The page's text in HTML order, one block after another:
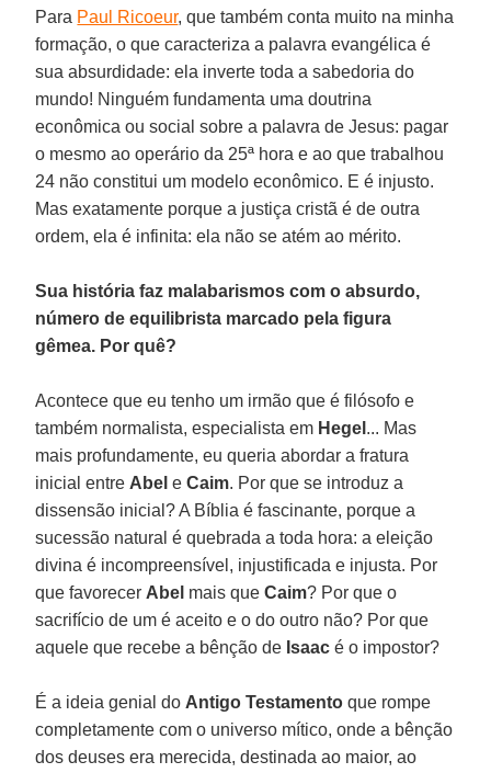
Para Paul Ricoeur, que também conta muito na minha
formação, o que caracteriza a palavra evangélica é
sua absurdidade: ela inverte toda a sabedoria do
mundo! Ninguém fundamenta uma doutrina
econômica ou social sobre a palavra de Jesus: pagar
o mesmo ao operário da 25ª hora e ao que trabalhou
24 não constitui um modelo econômico. E é injusto.
Mas exatamente porque a justiça cristã é de outra
ordem, ela é infinita: ela não se atém ao mérito.
Sua história faz malabarismos com o absurdo,
número de equilibrista marcado pela figura
gêmea. Por quê?
Acontece que eu tenho um irmão que é filósofo e
também normalista, especialista em Hegel ... Mas
mais profundamente, eu queria abordar a fratura
inicial entre Abel eCaim. Por que se introduz a
dissensão inicial? A Bíblia é fascinante, porque a
sucessão natural é quebrada a toda hora: a eleição
divina é incompreensível, injustificada e injusta. Por
que favorecer Abel mais queCaim? Por que o
sacrifício de um é aceito e o do outro não? Por que
aquele que recebe a bênção de Isaac é o impostor?
É a ideia genial do Antigo Testamento que rompe
completamente com o universo mítico, onde a bênção
dos deuses era merecida, destinada ao maior, ao